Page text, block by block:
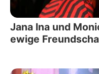
Jana Ina und
ewige